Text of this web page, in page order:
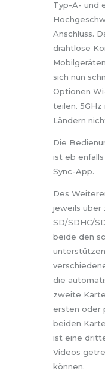
Typ-A- und
Anschluss.
drahtlose
sich nun
Optionen
teilen. 5GHz
Ländern
Die
ist eb enfalls
Sync-App.
Des
jeweils über
SD/SDHC/
beide den
die
zweite
ersten oder
beiden
ist eine
Videos
können.